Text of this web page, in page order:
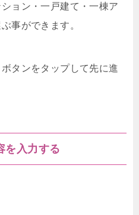
ョン・一戸建て・一棟ア
事ができます。
タンをタップして先に進
を入力する